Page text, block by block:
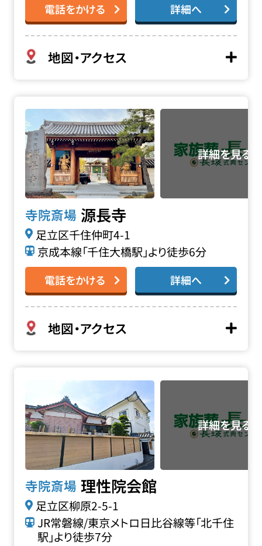
電話をかける 詳細へ
地図・アクセス
寺院斎場 源長寺
足立区千住仲町4-1
京成本線「千住大橋駅」より徒歩6分
電話をかける 詳細へ
地図・アクセス
源長寺の詳細へ
寺院斎場 理性院会館
足立区柳原2-5-1
JR常磐線/東京メトロ日比谷線等「北千住
駅」より徒歩7分